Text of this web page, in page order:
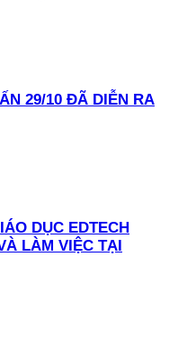
29/10 ĐÃ DIỄN RA
DỤC EDTECH
LÀM VIỆC TẠI